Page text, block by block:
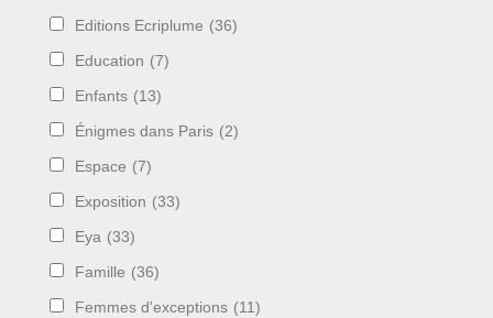
Editions Ecriplume (36)
Education (7)
Enfants (13)
Énigmes dans Paris (2)
Espace (7)
Exposition (33)
Eya (33)
Famille (36)
Femmes d'exceptions (11)